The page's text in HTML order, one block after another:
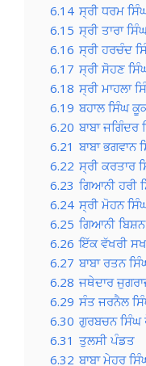
6.14 ਸ੍ਰੀ ਧਰਮ
6.15 ਸ੍ਰੀ ਤਾਰਾ
6.16 ਸ੍ਰੀ ਹਰਚੰਦ
6.17 ਸ੍ਰੀ ਸੋਹਣ
6.18 ਸ੍ਰੀ ਮਾਹਲਾ
6.19 ਬਹਾਲ ਸਿੰਘ
6.20 ਬਾਬਾ ਜਗਿੰਦਰ
6.21 ਬਾਬਾ ਭਗਵਾਨ
6.22 ਸ੍ਰੀ ਕਰਤਾਰ
6.23 ਗਿਆਨੀ ਹਰੀ
6.24 ਸ੍ਰੀ ਮੋਹਨ
6.25 ਗਿਆਨੀ
6.26 ਇੱਕ ਵੱਖਰੀ
6.27 ਬਾਬਾ ਰਤਨ
6.28 ਜਥੇਦਾਰ
6.29 ਸੰਤ ਜਰਨੈਲ
6.30 ਗੁਰਬਚਨ ਸਿੰਘ
6.31 ਤੁਲਸੀ ਪੰਡਤ
6.32 ਬਾਬਾ ਮੇਹਰ